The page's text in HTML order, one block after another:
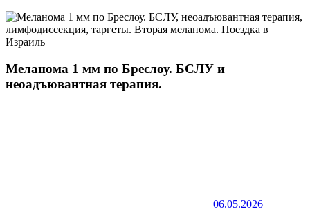
Меланома 1 мм по Бреслоу. БСЛУ и
неоадъювантная терапия.
06.05.2026